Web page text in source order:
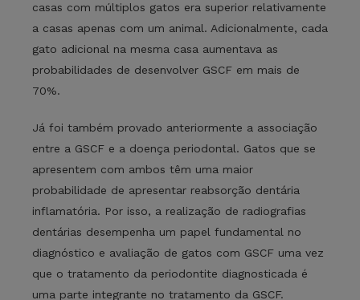
casas com múltiplos gatos era superior relativamente
a casas apenas com um animal. Adicionalmente, cada
gato adicional na mesma casa aumentava as
probabilidades de desenvolver GSCF em mais de
70%.
Já foi também provado anteriormente a associação
entre a GSCF e a doença periodontal. Gatos que se
apresentem com ambos têm uma maior
probabilidade de apresentar reabsorção dentária
inflamatória. Por isso, a realização de radiografias
dentárias desempenha um papel fundamental no
diagnóstico e avaliação de gatos com GSCF uma vez
que o tratamento da periodontite diagnosticada é
uma parte integrante no tratamento da GSCF.